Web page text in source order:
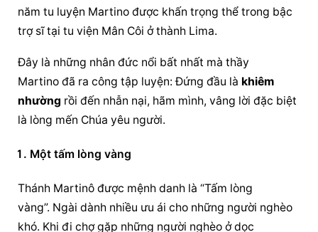
năm tu luyện Martino được khấn trọng thể trong bậc
trợ sĩ tại tu viện Mân Côi ở thành Lima.
Đây là những nhân đức nổi bất nhất mà thầy
Martino đã ra công tập luyện: Đứng đầu là khiêm
nhường rồi đến nhẫn nại, hãm mình, vâng lời đặc biệt
là lòng mến Chúa yêu người.
Một tấm lòng vàng
Thánh Martinô được mệnh danh là “Tấm lòng
vàng”. Ngài dành nhiều ưu ái cho những người nghèo
khó. Khi đi chợ gặp những người nghèo ở dọc